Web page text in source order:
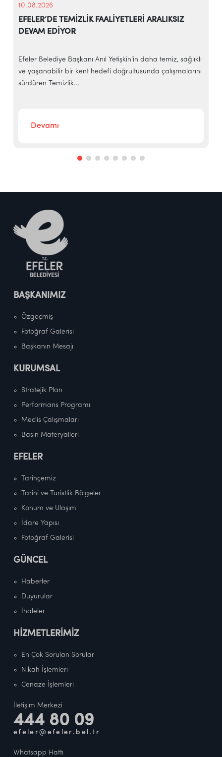
10.08.2026
EFELER’DE TEMİZLİK FAALİYETLERİ ARALIKSIZ
DEVAM EDİYOR
Efeler Belediye Başkanı Anıl Yetişkin’in daha temiz, sağlıklı
ve yaşanabilir bir kent hedefi doğrultusunda çalışmalarını
sürdüren Temizlik...
Devamı
BAŞKANIMIZ
Özgeçmiş
Fotoğraf Galerisi
Başkanın Mesajı
KURUMSAL
Stratejik Plan
Performans Programı
Meclis Çalışmaları
Basın Materyalleri
EFELER
Tarihçemiz
Tarihi ve Turistlik Bölgeler
Konum ve Ulaşım
İdare Yapısı
Fotoğraf Galerisi
GÜNCEL
Haberler
Duyurular
İhaleler
HİZMETLERİMİZ
En Çok Sorulan Sorular
Nikah İşlemleri
Cenaze İşlemleri
İletişim Merkezi
444 80 09
efeler@efeler.bel.tr
Whatsapp Hattı